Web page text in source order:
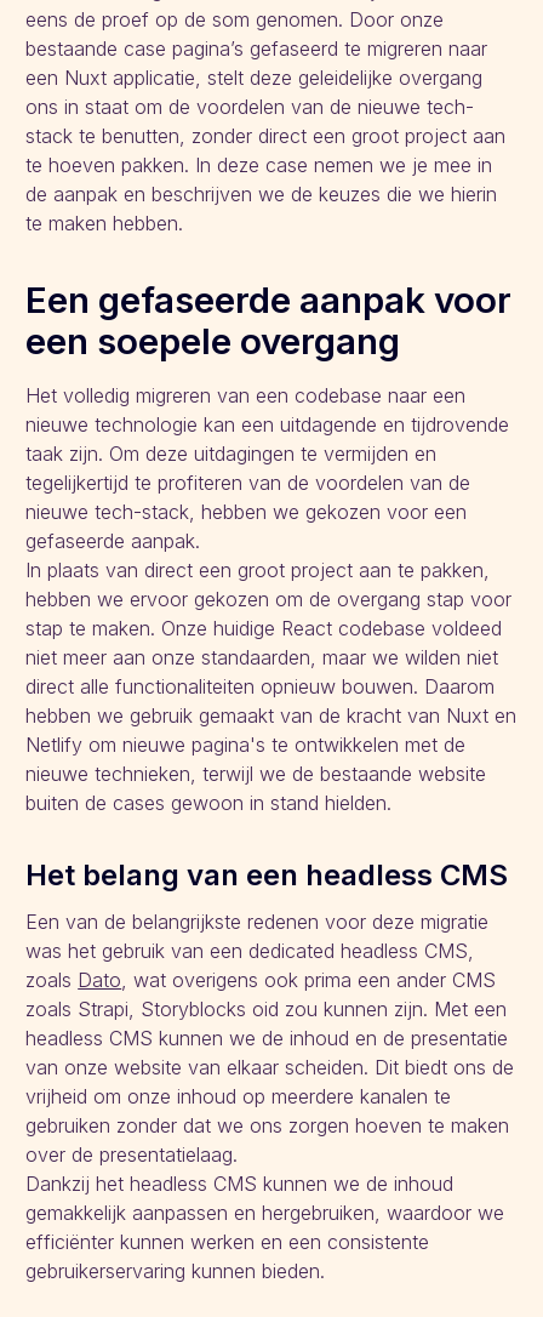
eens de proef op de som genomen. Door onze
bestaande case pagina’s gefaseerd te migreren naar
een Nuxt applicatie, stelt deze geleidelijke overgang
ons in staat om de voordelen van de nieuwe tech-
stack te benutten, zonder direct een groot project aan
te hoeven pakken. In deze case nemen we je mee in
de aanpak en beschrijven we de keuzes die we hierin
te maken hebben.
Een gefaseerde aanpak voor
een soepele overgang
Het volledig migreren van een codebase naar een
nieuwe technologie kan een uitdagende en tijdrovende
taak zijn. Om deze uitdagingen te vermijden en
tegelijkertijd te profiteren van de voordelen van de
nieuwe tech-stack, hebben we gekozen voor een
gefaseerde aanpak.
In plaats van direct een groot project aan te pakken,
hebben we ervoor gekozen om de overgang stap voor
stap te maken. Onze huidige React codebase voldeed
niet meer aan onze standaarden, maar we wilden niet
direct alle functionaliteiten opnieuw bouwen. Daarom
hebben we gebruik gemaakt van de kracht van Nuxt en
Netlify om nieuwe pagina's te ontwikkelen met de
nieuwe technieken, terwijl we de bestaande website
buiten de cases gewoon in stand hielden.
Het belang van een headless CMS
Een van de belangrijkste redenen voor deze migratie
was het gebruik van een dedicated headless CMS,
zoals Dato, wat overigens ook prima een ander CMS
zoals Strapi, Storyblocks oid zou kunnen zijn. Met een
headless CMS kunnen we de inhoud en de presentatie
van onze website van elkaar scheiden. Dit biedt ons de
vrijheid om onze inhoud op meerdere kanalen te
gebruiken zonder dat we ons zorgen hoeven te maken
over de presentatielaag.
Dankzij het headless CMS kunnen we de inhoud
gemakkelijk aanpassen en hergebruiken, waardoor we
efficiënter kunnen werken en een consistente
gebruikerservaring kunnen bieden.